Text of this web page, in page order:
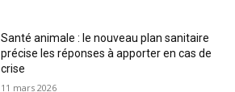
Santé animale : le nouveau plan sanitaire
précise les réponses à apporter en cas de
crise
11 mars 2026